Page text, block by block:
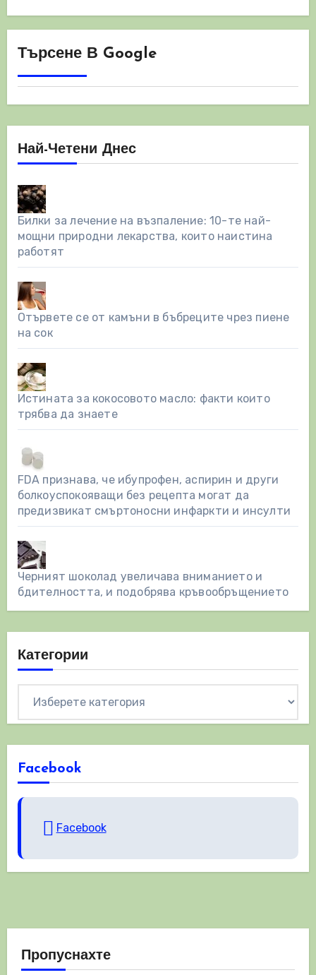
Търсене В Google
Най-Четени Днес
Билки за лечение на възпаление: 10-те най-
мощни природни лекарства, които наистина
работят
Отървете се от камъни в бъбреците чрез пиене
на сок
Истината за кокосовото масло: факти които
трябва да знаете
FDA признава, че ибупрофен, аспирин и други
болкоуспокояващи без рецепта могат да
предизвикат смъртоносни инфаркти и инсулти
Черният шоколад увеличава вниманието и
бдителността, и подобрява кръвообръщението
Категории
Facebook
Facebook
Пропуснахте